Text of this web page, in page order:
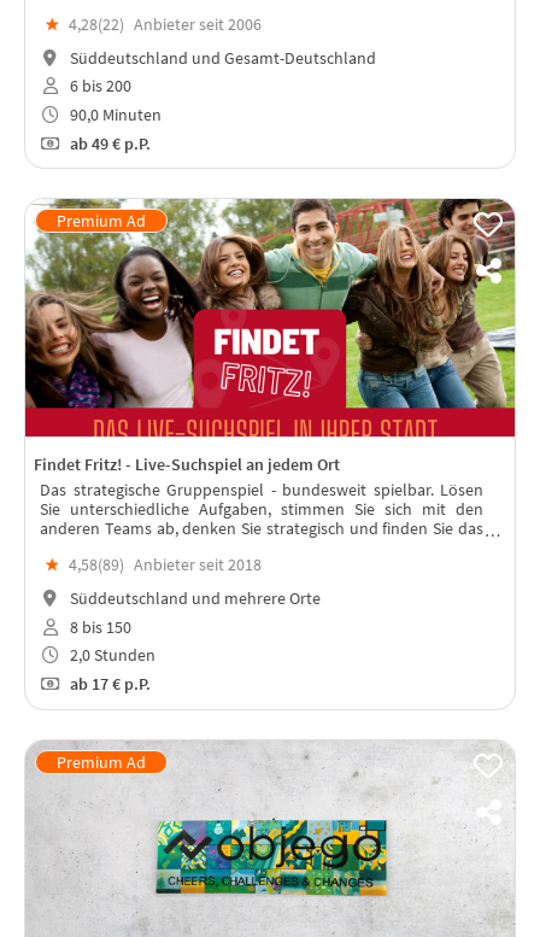
★ 4,28(22) Anbieter seit 2006
Süddeutschland und Gesamt-Deutschland
6 bis 200
90,0 Minuten
ab49 € p.P.
Findet Fritz! - Live-Suchspiel an jedem Ort
Das strategische Gruppenspiel - bundesweit spielbar. Lösen
Sie unterschiedliche Aufgaben, stimmen Sie sich mit den
anderen Teams ab, denken Sie strategisch und finden Sie das
★ 4,58(89) Anbieter seit 2018
Süddeutschland und mehrere Orte
8 bis 150
2,0 Stunden
ab17 € p.P.